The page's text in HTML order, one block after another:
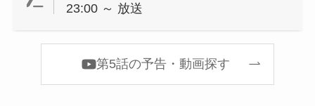
23:00 ～ 放送
第5話の予告・動画探す